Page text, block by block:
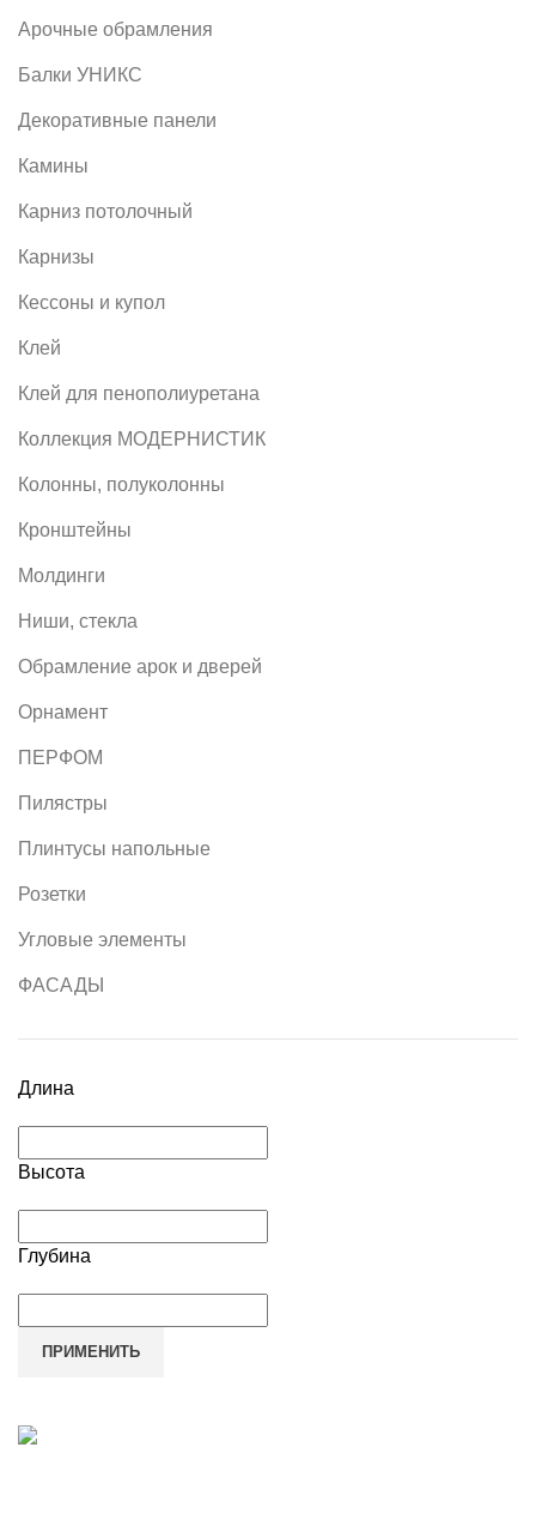
Арочные обрамления
Балки УНИКС
Декоративные панели
Камины
Карниз потолочный
Карнизы
Кессоны и купол
Клей
Клей для пенополиуретана
Коллекция МОДЕРНИСТИК
Колонны, полуколонны
Кронштейны
Молдинги
Ниши, стекла
Обрамление арок и дверей
Орнамент
ПЕРФОМ
Пилястры
Плинтусы напольные
Розетки
Угловые элементы
ФАСАДЫ
Длина
Высота
Глубина
ПРИМЕНИТЬ